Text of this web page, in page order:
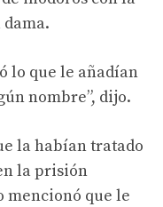
lo que le añadían
nombre”, dijo.
la habían tratado
la prisión
mencionó que le